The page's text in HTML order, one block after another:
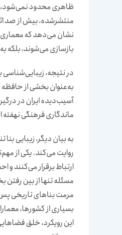
ظاهری محدود نمی‌شود،
منتشرشده، بیش از صد
نشان می‌دهد که معماری
بازسازی می‌شوند، بلکه
در نتیجه،
به‌عنوان بخشی از
آسیب‌دیده ایران در
ماندگاری فرهنگی
به بیان دیگر، زیبایی
روایت می‌کند. یکی از
ارتباط برقرار می‌کنند
مسئله تنها از بین
مرمت بناهای تاریخی
بسیاری از کشورها،
این رویکرد، خلق